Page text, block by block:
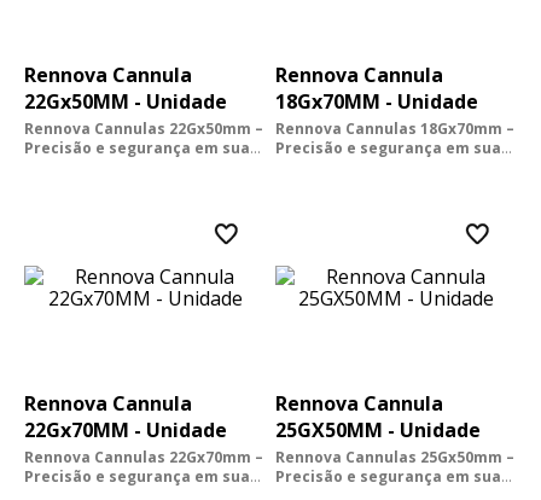
Rennova Cannula
22Gx50MM - Unidade
Rennova Cannulas 22Gx50mm –
Precisão e segurança em suas
Rennova Cannula
18Gx70MM - Unidade
Rennova Cannulas 18Gx70mm –
Precisão e segurança em suas
Rennova Cannula
22Gx70MM - Unidade
Rennova Cannulas 22Gx70mm –
Precisão e segurança em suas
Rennova Cannula
25GX50MM - Unidade
Rennova Cannulas 25Gx50mm –
Precisão e segurança em suas